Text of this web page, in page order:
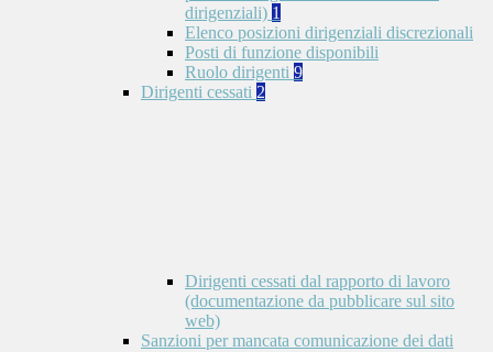
dirigenziali) 1
Elenco posizioni dirigenziali discrezionali
Posti di funzione disponibili
Ruolo dirigenti 9
Dirigenti cessati 2
Dirigenti cessati dal rapporto di lavoro
(documentazione da pubblicare sul sito
web)
Sanzioni per mancata comunicazione dei dati